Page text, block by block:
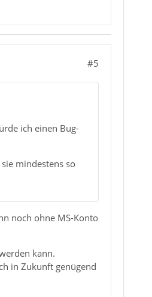
#5
ich einen Bug-
mindestens so
noch ohne MS-Konto
kann.
in Zukunft genügend